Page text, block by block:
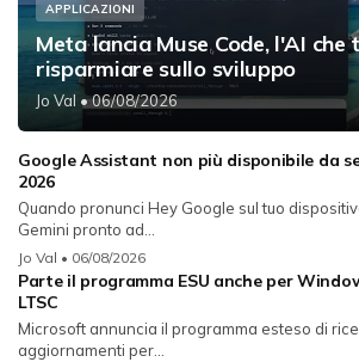
APPLICAZIONI
Meta lancia Muse Code, l'AI che
risparmiare sullo sviluppo
Jo Val • 06/08/2026
Google Assistant non più disponibile da
2026
Quando pronunci Hey Google sul tuo
Gemini pronto ad...
Jo Val • 06/08/2026
Parte il programma ESU anche per
LTSC
Microsoft annuncia il programma esteso di
aggiornamenti per...